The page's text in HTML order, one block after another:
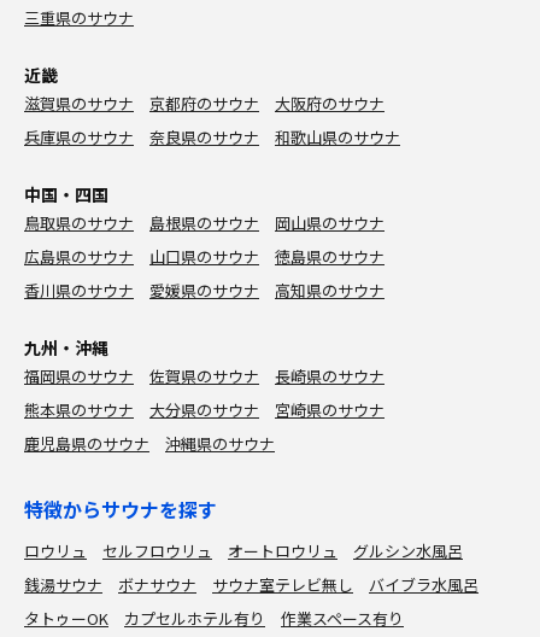
三重県のサウナ
近畿
滋賀県のサウナ 京都府のサウナ
大阪府のサウナ
兵庫県のサウナ
奈良県のサウナ 和歌山県のサウナ
中国・四国
鳥取県のサウナ 島根県のサウナ
岡山県のサウナ
広島県のサウナ
山口県のサウナ
徳島県のサウナ
香川県のサウナ
愛媛県のサウナ 高知県のサウナ
九州・沖縄
福岡県のサウナ 佐賀県のサウナ
長崎県のサウナ
熊本県のサウナ
大分県のサウナ
宮崎県のサウナ
鹿児島県のサウナ
沖縄県のサウナ
特徴からサウナを探す
ロウリュ セルフロウリュ オートロウリュ
グルシン水風呂
銭湯サウナ
ボナサウナ サウナ室テレビ無し
バイブラ水風呂
タトゥーOK
カプセルホテル有り
作業スペース有り